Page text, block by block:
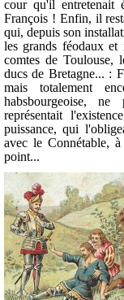
cour qu'il entretenait
François ! Enfin, il
qui, depuis son
les grands féodaux et
comtes de Toulouse,
ducs de Bretagne... :
mais totalement
habsbourgeoise,
représentait
puissance, qui
avec le Connétable,
point...